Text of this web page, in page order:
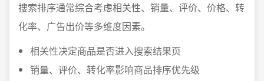
搜索排序通常综合考虑相关性、销量、评价、价格、转
化率、广告出价等多维度因素。
相关性决定商品是否进入搜索结果页
销量、评价、转化率影响商品排序优先级